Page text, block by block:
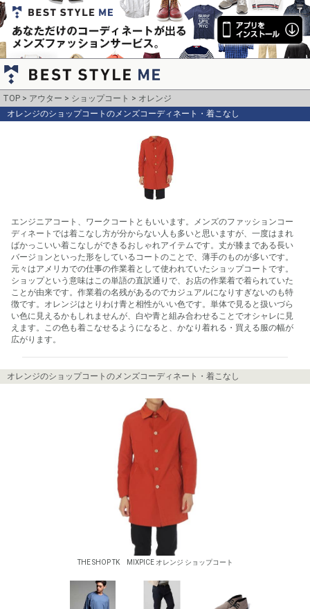
TOP アウター ショップコート
オレンジ
オレンジのショップコートのメンズコーディネート・着こなし
エンジニアコート、ワークコートともいいます。メンズのファッションコー
ディネートでは着こなし方が分からない人も多いと思いますが、一度はまれ
ばかっこいい着こなしができるおしゃれアイテムです。丈が膝まである長い
バージョンといった形をしているコートのことで、薄手のものが多いです。
元々はアメリカでの仕事の作業着として使われていたショップコートです。
ショップという意味はこの単語の直訳通りで、お店の作業着で着られていた
ことが由来です。作業着の名残があるのでカジュアルになりすぎないのも特
徴です。オレンジはとりわけ青と相性がいい色です。単体で見ると扱いづら
い色に見えるかもしれませんが、白や青と組み合わせることでオシャレに見
えます。この色も着こなせるようになると、かなり着れる・買える服の幅が
広がります。
オレンジのショップコートのメンズコーディネート・着こなし
THE SHOP TK MIXPICE オレンジ ショップコート